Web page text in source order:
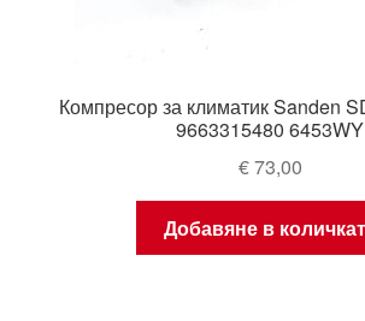
Компресор за климатик Sanden
9663315480 6453WY
€73,00
Добавяне в